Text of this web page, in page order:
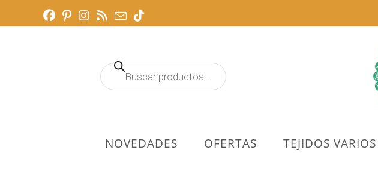
Búsqueda
de
NOVEDADES OFERTAS TEJIDOS VARIOS